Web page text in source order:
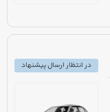
در انتظار ارسال پیشنهاد